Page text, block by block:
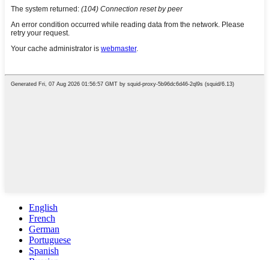
English
French
German
Portuguese
Spanish